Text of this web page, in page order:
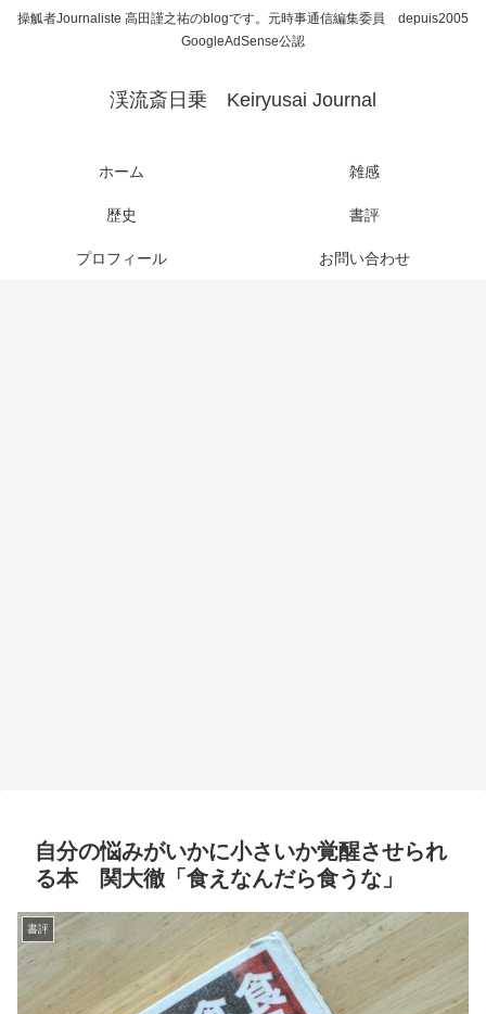
操觚者Journaliste 高田謹之祐のblogです。元時事通信編集委員 depuis2005
GoogleAdSense公認
渓流斎日乗 Keiryusai Journal
ホーム 雑感
歴史 書評
プロフィール お問い合わせ
自分の悩みがいかに小さいか覚醒させられ
る本 関大徹「食えなんだら食うな」
書評